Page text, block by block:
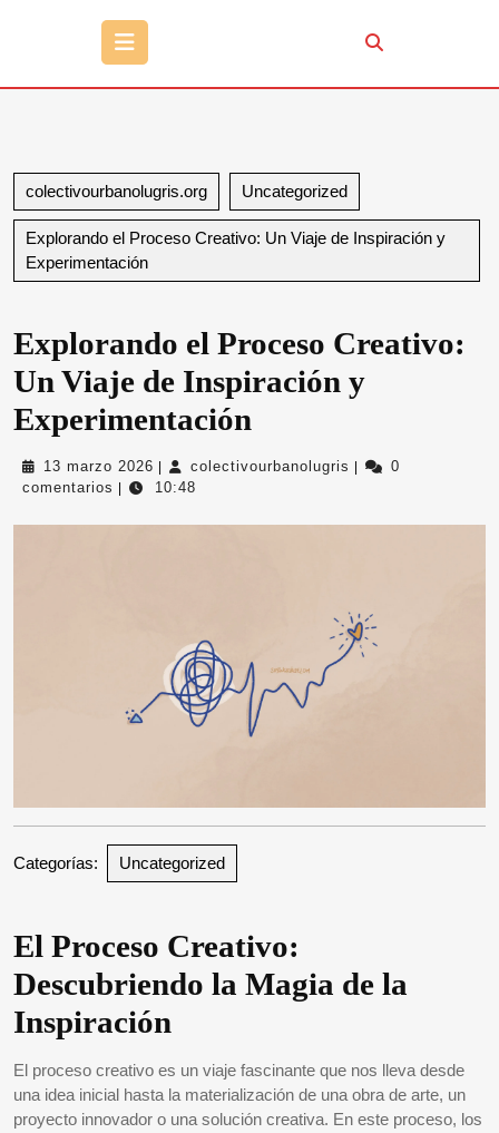
Botón
colectivourbanolugris.org Uncategorized
Explorando el Proceso Creativo: Un Viaje de Inspiración y
Experimentación
Explorando el Proceso Creativo:
Un Viaje de Inspiración y
Experimentación
13 marzo 2026 13
marzo
colectivourbanolugris
0
comentarios
10:48
Categorías: Uncategorized
El Proceso Creativo:
Descubriendo la Magia de la
Inspiración
El proceso creativo es un viaje fascinante que nos lleva desde
una idea inicial hasta la materialización de una obra de arte, un
proyecto innovador o una solución creativa. En este proceso, los